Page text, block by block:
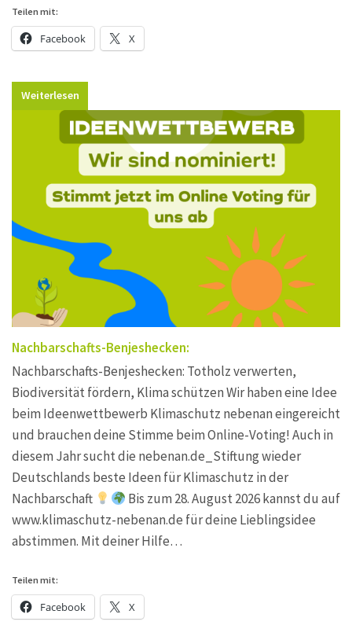
Teilen mit:
Facebook X
Weiterlesen
Nachbarschafts-Benjeshecken:
Nachbarschafts-Benjeshecken: Totholz verwerten,
Biodiversität fördern, Klima schützen Wir haben eine Idee
beim Ideenwettbewerb Klimaschutz nebenan eingereicht
und brauchen deine Stimme beim Online-Voting! Auch in
diesem Jahr sucht die nebenan.de_Stiftung wieder
Deutschlands beste Ideen für Klimaschutz in der
Nachbarschaft
Bis zum 28. August 2026 kannst du auf
www.klimaschutz-nebenan.de für deine Lieblingsidee
abstimmen. Mit deiner Hilfe…
Teilen mit:
Facebook X